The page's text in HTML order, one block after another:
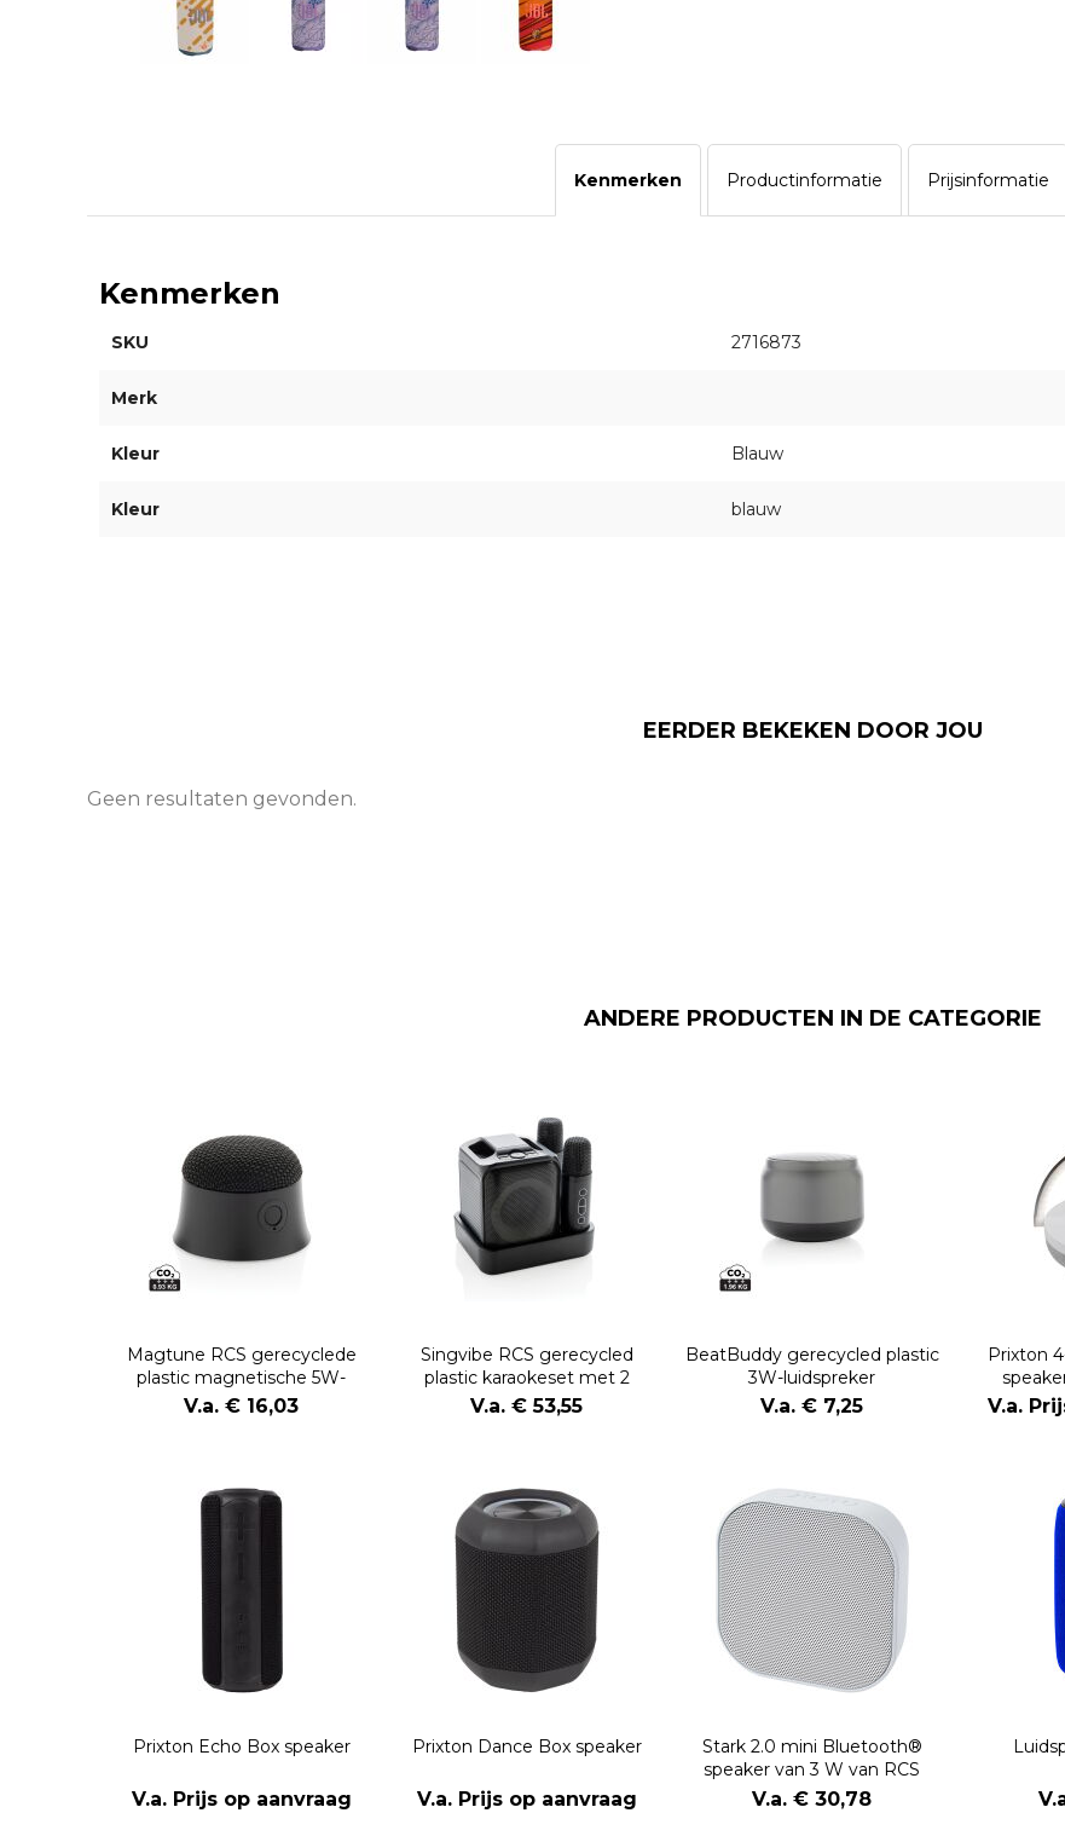
Kenmerken Productinformatie Prijsinformatie
Kenmerken
SKU 2716873
Merk
Kleur Blauw
Kleur blauw
EERDER BEKEKEN DOOR JOU
Geen resultaten gevonden.
ANDERE PRODUCTEN IN DE CATEGORIE
Magtune RCS gerecyclede
plastic magnetische 5W-
luidspreker
V.a. € 16,03
Singvibe RCS gerecycled
plastic karaokeset met 2
microfoons
V.a. € 53,55
BeatBuddy gerecycled plastic
3W-luidspreker
V.a. € 7,25
Prixton
V.a.
Prixton Echo Box speaker
V.a. Prijs op aanvraag
Prixton Dance Box speaker
V.a. Prijs op aanvraag
Stark 2.0 mini Bluetooth®
speaker van 3 W van RCS
gerecycled plastic
V.a. € 30,78